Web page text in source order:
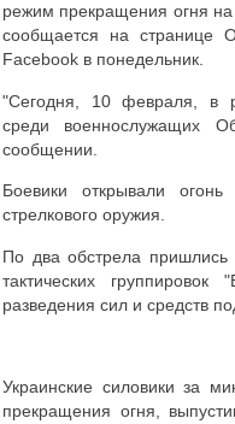
режим прекращения огня на
сообщается на странице
Facebook в понедельник.
"Сегодня, 10 февраля, в
среди военнослужащих
сообщении.
Боевики открывали
стрелкового оружия.
По два обстрела пришлись
тактических
разведения сил и средств
Украинские силовики за
прекращения огня,